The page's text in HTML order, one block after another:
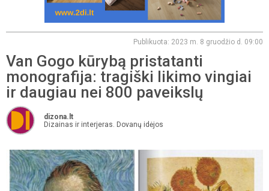
Publikuota: 2023 m. 8 gruodžio d. 09:00
Van Gogo kūrybą pristatanti
monografija: tragiški likimo vingiai
ir daugiau nei 800 paveikslų
dizona.lt
Dizainas ir interjeras. Dovanų idėjos